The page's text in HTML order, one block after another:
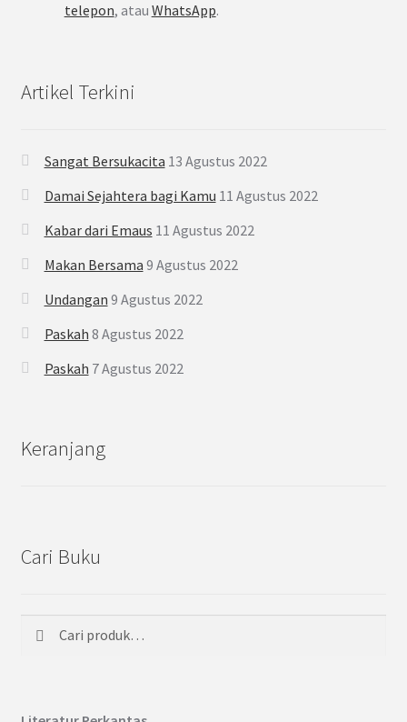
telepon, atau WhatsApp.
Artikel Terkini
Sangat Bersukacita 13 Agustus 2022
Damai Sejahtera bagi Kamu 11 Agustus 2022
Kabar dari Emaus 11 Agustus 2022
Makan Bersama 9 Agustus 2022
Undangan 9 Agustus 2022
Paskah 8 Agustus 2022
Paskah 7 Agustus 2022
Keranjang
Cari Buku
Pencarian